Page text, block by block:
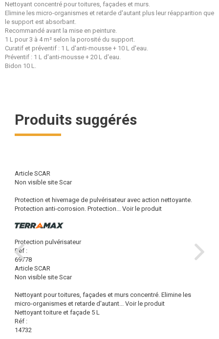
Nettoyant concentré pour toitures, façades et murs.
Elimine les micro-organismes et retarde d'autant plus leur réapparition que
le support est absorbant.
Recommandé avant la mise en peinture.
1 L pour 3 à 4 m² selon la porosité du support.
Curatif et préventif : 1 L d'anti-mousse + 10 L d'eau.
Préventif : 1 L d'anti-mousse + 20 L d'eau.
Bidon 10 L.
Produits suggérés
Article SCAR
Non visible site Scar
Protection et hivernage de pulvérisateur avec action nettoyante.
Protection anti-corrosion. Protection... Voir le produit
Protection pulvérisateur
Réf :
69778
Article SCAR
Non visible site Scar
Nettoyant pour toitures, façades et murs concentré. Elimine les
micro-organismes et retarde d'autant... Voir le produit
Nettoyant toiture et façade 5 L
Réf :
14732